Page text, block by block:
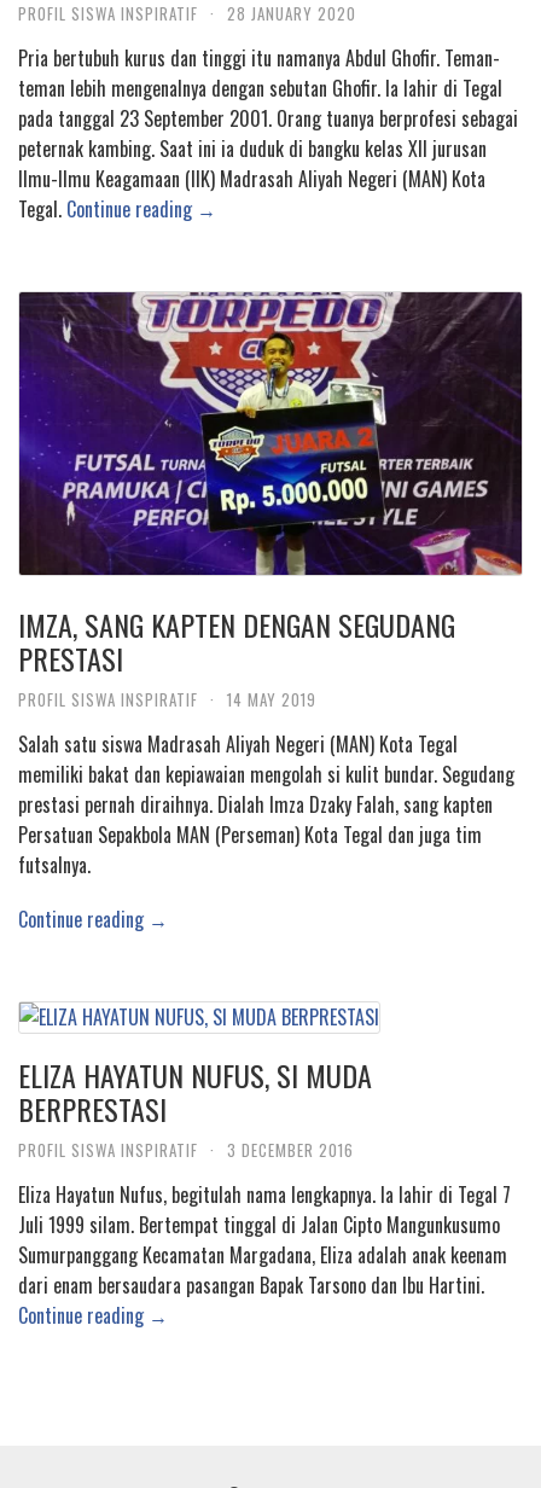
PROFIL SISWA INSPIRATIF · 28 JANUARY 2020
Pria bertubuh kurus dan tinggi itu namanya Abdul Ghofir. Teman-
teman lebih mengenalnya dengan sebutan Ghofir. Ia lahir di Tegal
pada tanggal 23 September 2001. Orang tuanya berprofesi sebagai
peternak kambing. Saat ini ia duduk di bangku kelas XII jurusan
Ilmu-Ilmu Keagamaan (IIK) Madrasah Aliyah Negeri (MAN) Kota
Tegal. Continue reading →
IMZA, SANG KAPTEN DENGAN SEGUDANG
PRESTASI
PROFIL SISWA INSPIRATIF · 14 MAY 2019
Salah satu siswa Madrasah Aliyah Negeri (MAN) Kota Tegal
memiliki bakat dan kepiawaian mengolah si kulit bundar. Segudang
prestasi pernah diraihnya. Dialah Imza Dzaky Falah, sang kapten
Persatuan Sepakbola MAN (Perseman) Kota Tegal dan juga tim
futsalnya.
Continue reading →
ELIZA HAYATUN NUFUS, SI MUDA
BERPRESTASI
PROFIL SISWA INSPIRATIF · 3 DECEMBER 2016
Eliza Hayatun Nufus, begitulah nama lengkapnya. Ia lahir di Tegal 7
Juli 1999 silam. Bertempat tinggal di Jalan Cipto Mangunkusumo
Sumurpanggang Kecamatan Margadana, Eliza adalah anak keenam
dari enam bersaudara pasangan Bapak Tarsono dan Ibu Hartini.
Continue reading →